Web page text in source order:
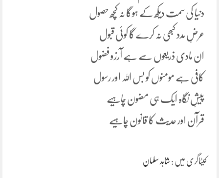
دنیا کی سمت دیکھ کے ہوگا نہ کچھ حصول
عرضِ مدد کبھی نہ کرے گا کوئی قبول
ان مادی ذریعوں سے ہے آرزو فضول
کافی ہے مومنوں کو بس اللہ اور رسول
پیشِ نگاہ ایک ہی مضون چاہیے
قرآن اور حدیث کا قانون چاہیے
کیٹاگری میں : شاہد سلمان